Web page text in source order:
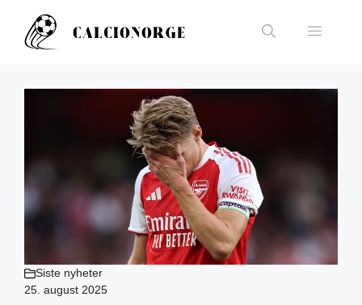
innhold
Meny
Siste nyheter
25. august 2025